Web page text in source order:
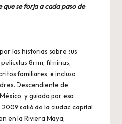
que se forja a cada paso de
las historias sobre sus
8mm, filminas,
familiares, e incluso
Descendiente de
y guiada por esa
salió de la ciudad capital
en la Riviera Maya;